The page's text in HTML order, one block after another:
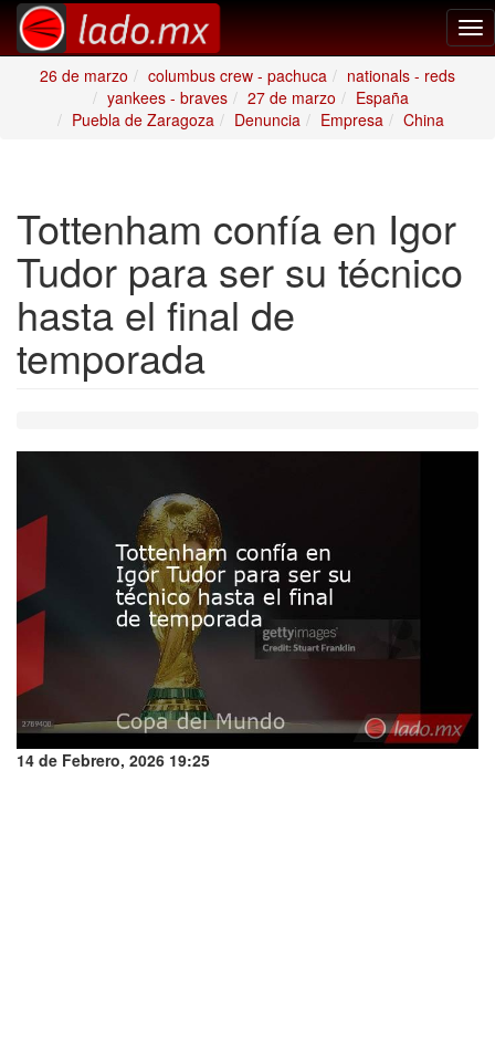
26 de marzo
columbus crew - pachuca
nationals - reds
yankees - braves
27 de marzo
España
Puebla de Zaragoza
Denuncia Empresa China
Tottenham confía en Igor
Tudor para ser su técnico
hasta el final de
temporada
14 de Febrero, 2026 19:25